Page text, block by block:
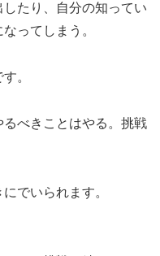
たり、自分の知ってい
ってしまう。
。
べきことはやる。挑戦
でいられます。